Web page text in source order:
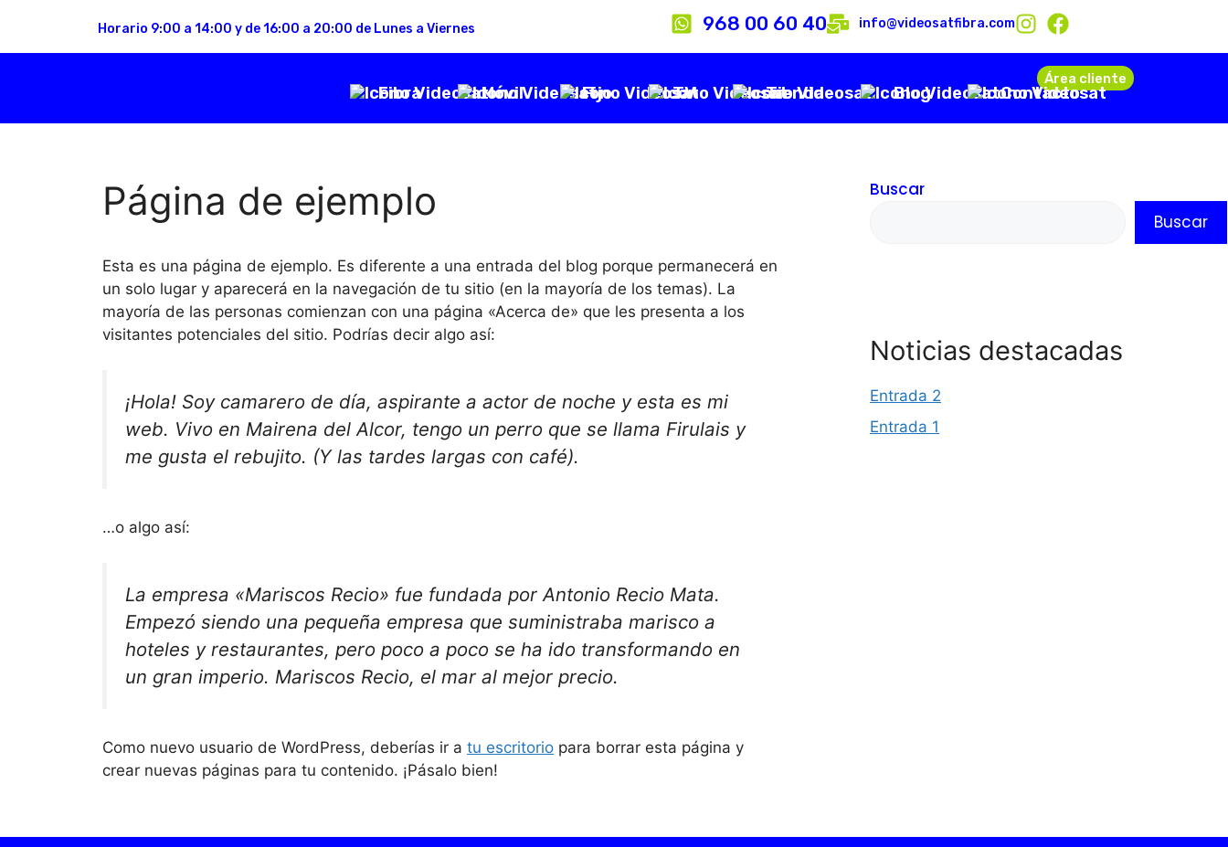
Horario 9:00 a 14:00 y de 16:00 a 20:00 de Lunes a Viernes 968 00 60 40 info@videosatfibra.com
Área cliente
Fibra Móvil Fijo TV Tienda Blog Contacto
Página de ejemplo
Esta es una página de ejemplo. Es diferente a una entrada del blog porque permanecerá en
un solo lugar y aparecerá en la navegación de tu sitio (en la mayoría de los temas). La
mayoría de las personas comienzan con una página «Acerca de» que les presenta a los
visitantes potenciales del sitio. Podrías decir algo así:
¡Hola! Soy camarero de día, aspirante a actor de noche y esta es mi
web. Vivo en Mairena del Alcor, tengo un perro que se llama Firulais y
me gusta el rebujito. (Y las tardes largas con café).
…o algo así:
La empresa «Mariscos Recio» fue fundada por Antonio Recio Mata.
Empezó siendo una pequeña empresa que suministraba marisco a
hoteles y restaurantes, pero poco a poco se ha ido transformando en
un gran imperio. Mariscos Recio, el mar al mejor precio.
Como nuevo usuario de WordPress, deberías ir a tu escritorio para borrar esta página y
crear nuevas páginas para tu contenido. ¡Pásalo bien!
Buscar
Buscar
Noticias destacadas
Entrada 2
Entrada 1